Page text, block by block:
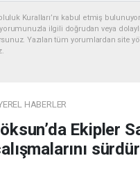
Kuralları’nı kabul etmiş
yorumunuzla ilgili doğrudan veya
Yazılan tüm yorumlardan site
HABERLER
Ekipler